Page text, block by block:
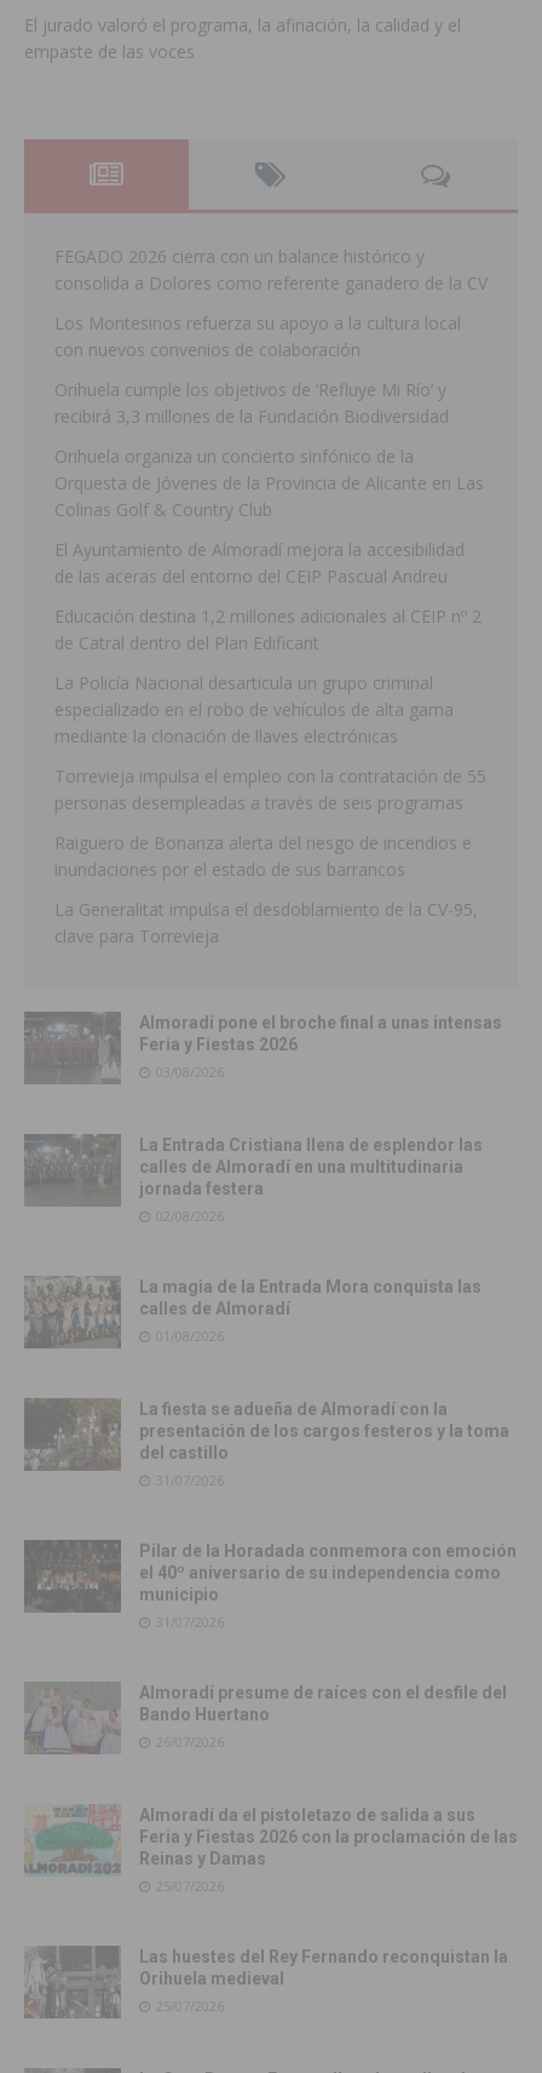
El jurado valoró el programa, la afinación, la calidad y el
empaste de las voces
FEGADO 2026 cierra con un balance histórico y
consolida a Dolores como referente ganadero de la CV
Los Montesinos refuerza su apoyo a la cultura local
con nuevos convenios de colaboración
Orihuela cumple los objetivos de ‘Refluye Mi Río’ y
recibirá 3,3 millones de la Fundación Biodiversidad
Orihuela organiza un concierto sinfónico de la
Orquesta de Jóvenes de la Provincia de Alicante en Las
Colinas Golf & Country Club
El Ayuntamiento de Almoradí mejora la accesibilidad
de las aceras del entorno del CEIP Pascual Andreu
Educación destina 1,2 millones adicionales al CEIP nº 2
de Catral dentro del Plan Edificant
La Policía Nacional desarticula un grupo criminal
especializado en el robo de vehículos de alta gama
mediante la clonación de llaves electrónicas
Torrevieja impulsa el empleo con la contratación de 55
personas desempleadas a través de seis programas
Raiguero de Bonanza alerta del riesgo de incendios e
inundaciones por el estado de sus barrancos
La Generalitat impulsa el desdoblamiento de la CV-95,
clave para Torrevieja
Almoradí pone el broche final a unas intensas
Feria y Fiestas 2026
03/08/2026
La Entrada Cristiana llena de esplendor las
calles de Almoradí en una multitudinaria
jornada festera
02/08/2026
La magia de la Entrada Mora conquista las
calles de Almoradí
01/08/2026
La fiesta se adueña de Almoradí con la
presentación de los cargos festeros y la toma
del castillo
31/07/2026
Pilar de la Horadada conmemora con emoción
el 40º aniversario de su independencia como
municipio
31/07/2026
Almoradí presume de raíces con el desfile del
Bando Huertano
26/07/2026
Almoradí da el pistoletazo de salida a sus
Feria y Fiestas 2026 con la proclamación de las
Reinas y Damas
25/07/2026
Las huestes del Rey Fernando reconquistan la
Orihuela medieval
25/07/2026